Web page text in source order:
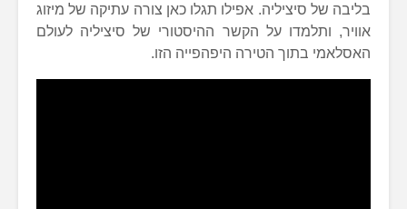
בליבה של סיציליה. אפילו תגלו כאן צורה עתיקה של מיזוג
אוויר, ותלמדו על הקשר ההיסטורי של סיציליה לעולם
האסלאמי בתוך הטירה היפהפייה הזו.